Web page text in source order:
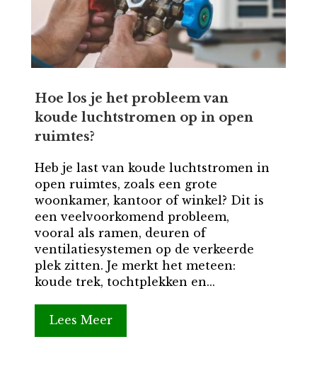
Hoe los je het probleem van
koude luchtstromen op in open
ruimtes?
Heb je last van koude luchtstromen in
open ruimtes, zoals een grote
woonkamer, kantoor of winkel? Dit is
een veelvoorkomend probleem,
vooral als ramen, deuren of
ventilatiesystemen op de verkeerde
plek zitten. Je merkt het meteen:
koude trek, tochtplekken en...
Lees Meer